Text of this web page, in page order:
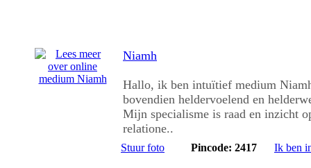
Niamh
Hallo, ik ben intuïtief medium
bovendien heldervoelend en
Mijn specialisme is raad en inzicht
relatione..
Stuur foto Pincode: 2417 Ik ben